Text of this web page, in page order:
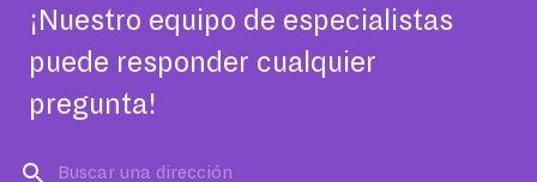
¡Nuestro equipo de especialistas
puede responder cualquier
pregunta!